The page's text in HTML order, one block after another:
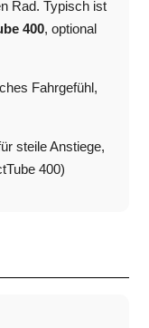
Rad. Typisch ist
400, optional
Fahrgefühl,
steile Anstiege,
400)